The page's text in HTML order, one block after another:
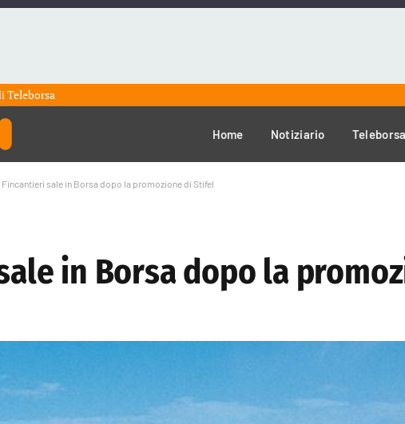
Teleborsa
Home Notiziario
Fincantieri sale in Borsa dopo la promozione di Stifel
in Borsa dopo la